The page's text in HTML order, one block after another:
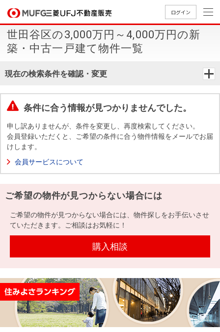
ログイン
買いたいTOP
中古
マン
ンを
探す
築・
一戸
建て
す
用
物
件
を
件を
探す
売りたいTOP
無
料
定
却
談
売却
金額
試算
売却向け
周辺相場
住まい1プ
店舗案内TOP
店舗のご
案内（首
案内（名
案内（関
会社情報TOP
ごあいさ
つ
要
Way
経営ビジ
ョン
組織図
役員一
沿革
本社地
図
（電子ブ
ック版）
採用情報TOP
新卒採用
情報
採用情報
買いたい
売りたい
店舗案内
会社情報
採用情報
提携企業にお勤めの方
閉じる
世田谷区の3,000万円～4,000万円の新
築・中古一戸建て物件一覧
現在の検索条件を確認・変更
条件に合う情報が見つかりませんでした。
申し訳ありませんが、条件を変更し、再度検索してください。
会員登録いただくと、ご希望の条件に合う物件情報をメールでお届
けします。
会員サービスについて
ご希望の物件が見つからない場合には
ご希望の物件が見つからない場合には、物件探しをお手伝いさせ
ていただきます。ご相談はお気軽に！
購入相談